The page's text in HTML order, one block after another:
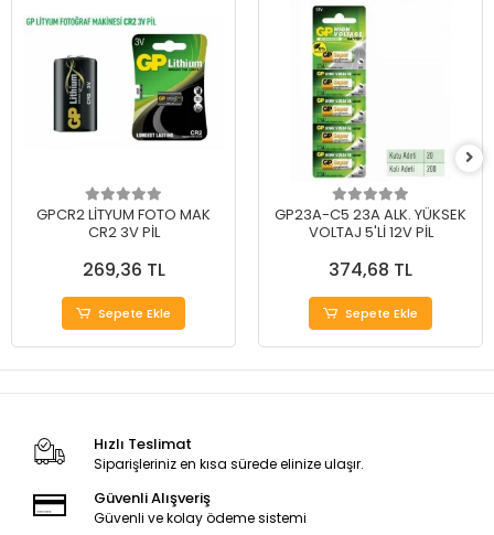
GPCR2 LİTYUM FOTO MAK
CR2 3V PİL
269,36 TL
Sepete Ekle
GP23A-C5 23A ALK. YÜKSEK
VOLTAJ 5'Lİ 12V PİL
374,68 TL
Sepete Ekle
Hızlı Teslimat
Siparişleriniz en kısa sürede elinize ulaşır.
Güvenli Alışveriş
Güvenli ve kolay ödeme sistemi